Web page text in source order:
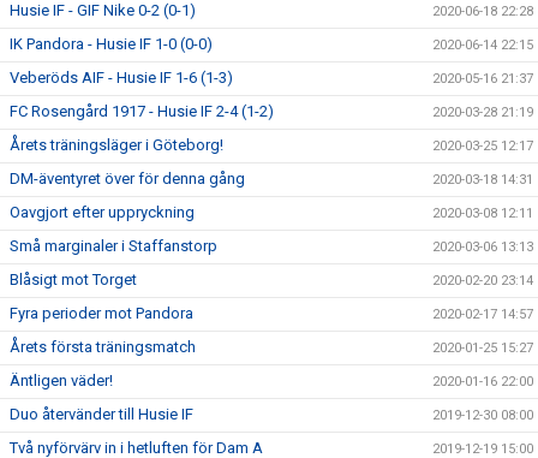
Husie IF - GIF Nike 0-2 (0-1) 2020-06-18 22:28
IK Pandora - Husie IF 1-0 (0-0) 2020-06-14 22:15
Veberöds AIF - Husie IF 1-6 (1-3) 2020-05-16 21:37
FC Rosengård 1917 - Husie IF 2-4 (1-2) 2020-03-28 21:19
Årets träningsläger i Göteborg! 2020-03-25 12:17
DM-äventyret över för denna gång 2020-03-18 14:31
Oavgjort efter uppryckning 2020-03-08 12:11
Små marginaler i Staffanstorp 2020-03-06 13:13
Blåsigt mot Torget 2020-02-20 23:14
Fyra perioder mot Pandora 2020-02-17 14:57
Årets första träningsmatch 2020-01-25 15:27
Äntligen väder! 2020-01-16 22:00
Duo återvänder till Husie IF 2019-12-30 08:00
Två nyförvärv in i hetluften för Dam A 2019-12-19 15:00